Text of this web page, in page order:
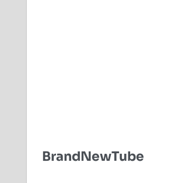
BrandNewTube